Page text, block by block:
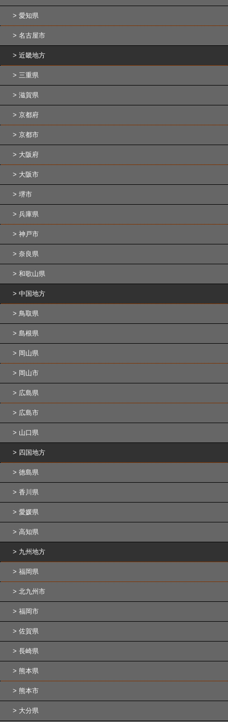
愛知県
名古屋市
近畿地方
三重県
滋賀県
京都府
京都市
大阪府
大阪市
堺市
兵庫県
神戸市
奈良県
和歌山県
中国地方
鳥取県
島根県
岡山県
岡山市
広島県
広島市
山口県
四国地方
徳島県
香川県
愛媛県
高知県
九州地方
福岡県
北九州市
福岡市
佐賀県
長崎県
熊本県
熊本市
大分県